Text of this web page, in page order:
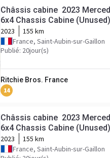
Châssis cabine 2023
6x4 Chassis Cabine
2023
155 km
France, Saint-Aubin-sur-Gaillon
Publié: 20jour(s)
Ritchie Bros. France
14
Châssis cabine 2023
6x4 Chassis Cabine
2023
155 km
France, Saint-Aubin-sur-Gaillon